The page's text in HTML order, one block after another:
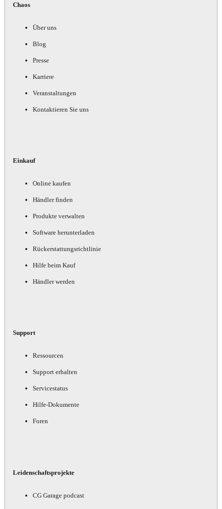
Chaos
Über uns
Blog
Presse
Karriere
Veranstaltungen
Kontaktieren Sie uns
Einkauf
Online kaufen
Händler finden
Produkte verwalten
Software herunterladen
Rückerstattungsrichtlinie
Hilfe beim Kauf
Händler werden
Support
Ressourcen
Support erhalten
Servicestatus
Hilfe-Dokumente
Foren
Leidenschaftsprojekte
CG Garage podcast